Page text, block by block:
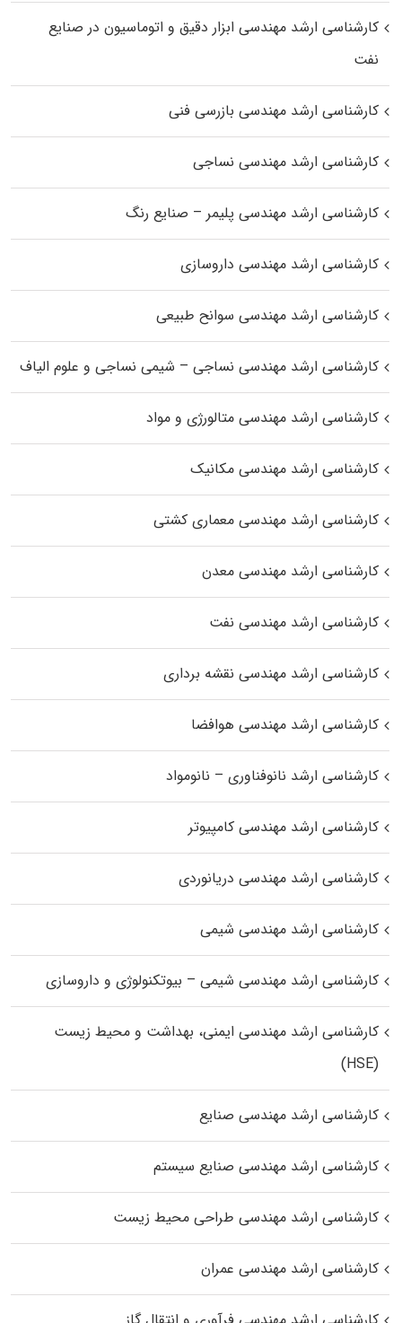
کارشناسی ارشد مهندسی ابزار دقیق و اتوماسیون در صنایع
نفت
کارشناسی ارشد مهندسی بازرسی فنی
کارشناسی ارشد مهندسی نساجی
کارشناسی ارشد مهندسی پلیمر – صنایع رنگ
کارشناسی ارشد مهندسی داروسازی
کارشناسی ارشد مهندسی سوانح طبیعی
کارشناسی ارشد مهندسی نساجی – شیمی نساجی و علوم الیاف
کارشناسی ارشد مهندسی متالورژی و مواد
کارشناسی ارشد مهندسی مکانیک
کارشناسی ارشد مهندسی معماری کشتی
کارشناسی ارشد مهندسی معدن
کارشناسی ارشد مهندسی نفت
کارشناسی ارشد مهندسی نقشه برداری
کارشناسی ارشد مهندسی هوافضا
کارشناسی ارشد نانوفناوری – نانومواد
کارشناسی ارشد مهندسی کامپیوتر
کارشناسی ارشد مهندسی دریانوردی
کارشناسی ارشد مهندسی شیمی
کارشناسی ارشد مهندسی شیمی – بیوتکنولوژی و داروسازی
کارشناسی ارشد مهندسی ایمنی، بهداشت و محیط زیست
(HSE)
کارشناسی ارشد مهندسی صنایع
کارشناسی ارشد مهندسی صنایع سیستم
کارشناسی ارشد مهندسی طراحی محیط زیست
کارشناسی ارشد مهندسی عمران